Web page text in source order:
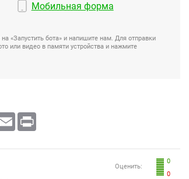
Мобильная форма
«Запустить бота» и напишите нам. Для отправки
или видео в памяти устройства и нажмите
Email
0
0
Оценить: